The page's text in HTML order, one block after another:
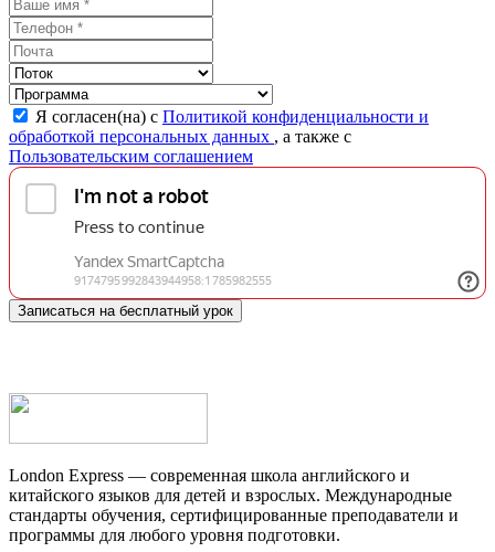
Я согласен(на) с Политикой конфиденциальности и
обработкой персональных данных , а также с
Пользовательским соглашением
Записаться на бесплатный урок
London Express — современная школа английского и
китайского языков для детей и взрослых. Международные
стандарты обучения, сертифицированные преподаватели и
программы для любого уровня подготовки.